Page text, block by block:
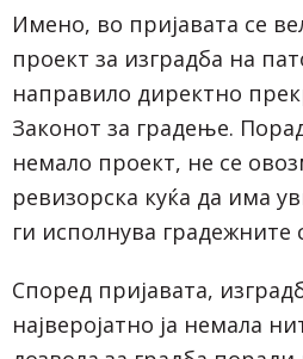
Имено, во пријавата се
проект за изградба на
направило директно
Законот за градење.
немало проект, не се
ревизорска куќа да има
ги исполнува градежните
Според пријавата,
најверојатно ја немала